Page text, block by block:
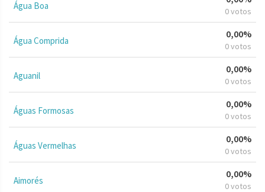
Água Boa 0 votos
Água Comprida
0,00%
0 votos
Aguanil
0,00%
0 votos
Águas Formosas
0,00%
0 votos
Águas Vermelhas
0,00%
0 votos
Aimorés
0,00%
0 votos